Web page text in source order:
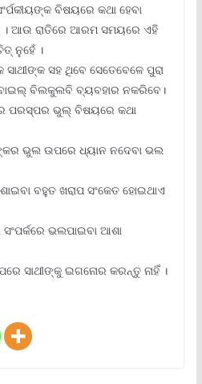
ବିଷୟରେ କଥା ହେବା
। ଆଉ ରାତିରେ ଆରମ ସମୟରେ ଏହି
ନୁହେଁ ।
ସହ ଥିବେ ସେତେବେଳେ ପୁରା
ବିଲକୁଲବି ବ୍ୟବହାର ନକରିବେ।
ପରସ୍ପର ଭୁଲ୍ ବିଷୟରେ କଥା
ଭୁଲ ଉପରେ ଧ୍ୟାନ ନଦେବା ଭଲ
ବହୁତ ଖରାପ ସଂକେତ ହୋଇଥାଏ
ଭଲପାଇବା ଆଶା
ସାଥୀଙ୍କୁ ଇଗନୋର କରନ୍ତୁ ନାହିଁ ।